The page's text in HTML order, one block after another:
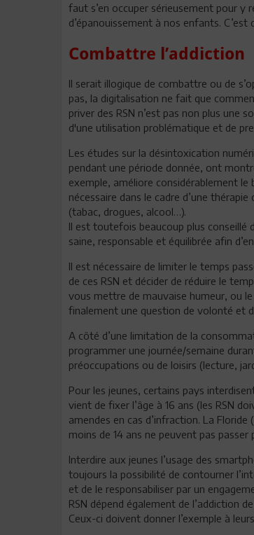
faut s’en occuper sérieusement pour y
d’épanouissement à nos enfants.
Combattre l’addiction
Il serait illogique de combattre ou de
pas, la digitalisation ne fait que
priver des RSN n’est pas non plus
d'une utilisation problématique et de
Les études sur la désintoxication
pendant une période donnée, ont
exemple, améliore considérablement
nécessaire dans le cadre d’une
(tabac, drogues, alcool…).
Il est toutefois beaucoup plus conseillé
saine, responsable et équilibrée afin
Il est nécessaire de limiter le temps
de ces RSN et décider de réduire le
vous mettre de mauvaise humeur, ou
finalement une question de volonté et
A côté d’une limitation de la
programmer une journée/semaine
préoccupations ou de loisirs (lecture,
Pour les jeunes, certains pays
vient de fixer l’âge à 16 ans (les RSN
amendes en cas d’infraction. La
moins de 14 ans ne peuvent pas
Interdire aux jeunes l’usage des
toujours la possibilité de contourner
et de le responsabiliser par un
RSN dépend également de l’addiction
Ceux-ci doivent donner l’exemple à